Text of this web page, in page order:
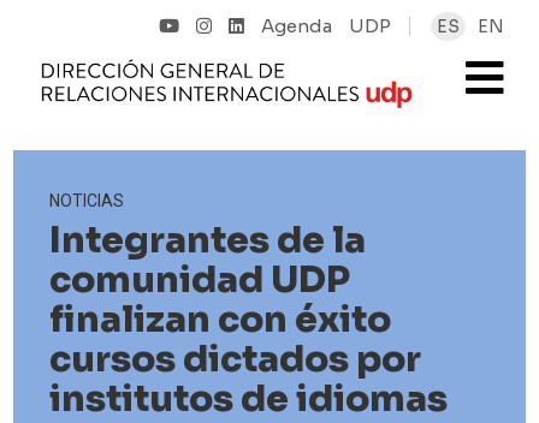
Agenda UDP ES EN
NOTICIAS
Integrantes de la
comunidad UDP
finalizan con éxito
cursos dictados por
institutos de idiomas